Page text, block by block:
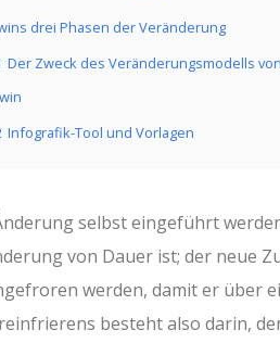
drei Phasen der Veränderung
Der Zweck des Veränderungsmodells von
Infografik-Tool und Vorlagen
selbst eingeführt
von Dauer ist; der neue
werden, damit er über
besteht also darin,